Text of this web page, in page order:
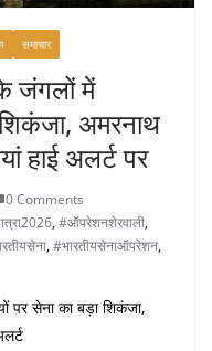
समाचार
जंगलों में
अमरनाथ
हाई अलर्ट पर
0 Comments
,#ऑपरेशनशेरवाली,
,#भारतीयसेनाऑपरेशन,
पर सेना का बड़ा शिकंजा,